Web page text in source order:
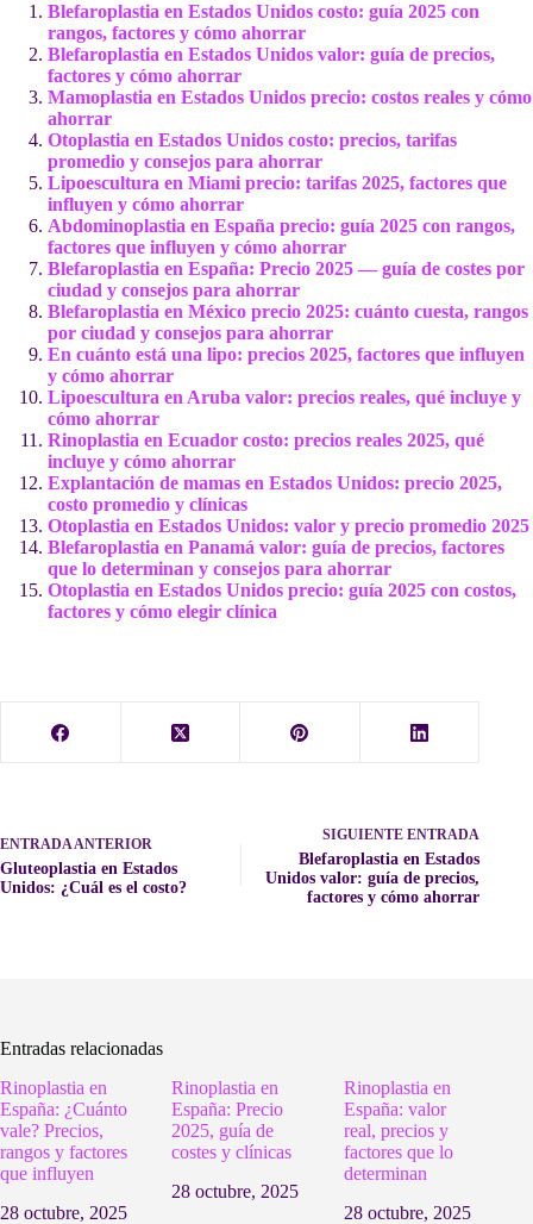
Blefaroplastia en Estados Unidos costo: guía 2025 con
rangos, factores y cómo ahorrar
Blefaroplastia en Estados Unidos valor: guía de precios,
factores y cómo ahorrar
Mamoplastia en Estados Unidos precio: costos reales y cómo
ahorrar
Otoplastia en Estados Unidos costo: precios, tarifas
promedio y consejos para ahorrar
Lipoescultura en Miami precio: tarifas 2025, factores que
influyen y cómo ahorrar
Abdominoplastia en España precio: guía 2025 con rangos,
factores que influyen y cómo ahorrar
Blefaroplastia en España: Precio 2025 — guía de costes por
ciudad y consejos para ahorrar
Blefaroplastia en México precio 2025: cuánto cuesta, rangos
por ciudad y consejos para ahorrar
En cuánto está una lipo: precios 2025, factores que influyen
y cómo ahorrar
Lipoescultura en Aruba valor: precios reales, qué incluye y
cómo ahorrar
Rinoplastia en Ecuador costo: precios reales 2025, qué
incluye y cómo ahorrar
Explantación de mamas en Estados Unidos: precio 2025,
costo promedio y clínicas
Otoplastia en Estados Unidos: valor y precio promedio 2025
Blefaroplastia en Panamá valor: guía de precios, factores
que lo determinan y consejos para ahorrar
Otoplastia en Estados Unidos precio: guía 2025 con costos,
factores y cómo elegir clínica
ENTRADAANTERIOR
Gluteoplastia en Estados
Unidos: ¿Cuál es el costo?
SIGUIENTEENTRADA
Blefaroplastia en Estados
Unidos valor: guía de precios,
factores y cómo ahorrar
Entradas relacionadas
Rinoplastia en
España: ¿Cuánto
vale? Precios,
rangos y factores
que influyen
28 octubre, 2025
Rinoplastia en
España: Precio
2025, guía de
costes y clínicas
28 octubre, 2025
Rinoplastia en
España: valor
real, precios y
factores que lo
determinan
28 octubre, 2025